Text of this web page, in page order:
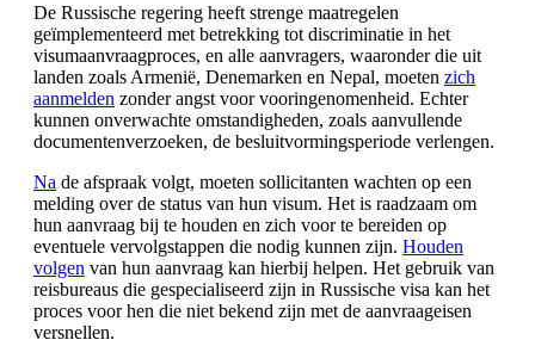
De Russische regering heeft strenge maatregelen
geïmplementeerd met betrekking tot discriminatie in het
visumaanvraagproces, en alle aanvragers, waaronder die uit
landen zoals Armenië, Denemarken en Nepal, moeten zich
aanmelden zonder angst voor vooringenomenheid. Echter
kunnen onverwachte omstandigheden, zoals aanvullende
documentenverzoeken, de besluitvormingsperiode verlengen.
Na de afspraak volgt, moeten sollicitanten wachten op een
melding over de status van hun visum. Het is raadzaam om
hun aanvraag bij te houden en zich voor te bereiden op
eventuele vervolgstappen die nodig kunnen zijn. Houden
volgen van hun aanvraag kan hierbij helpen. Het gebruik van
reisbureaus die gespecialiseerd zijn in Russische visa kan het
proces voor hen die niet bekend zijn met de aanvraageisen
versnellen.